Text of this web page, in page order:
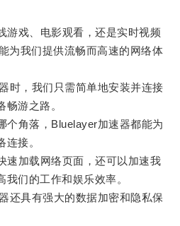
戏、电影观看，还是实时视频
为我们提供流畅而高速的网络体
，我们只需简单地安装并连接
游之路。
角落，Bluelayer加速器都能为
接。
加载网络页面，还可以加速我
们的工作和娱乐效率。
具有强大的数据加密和隐私保